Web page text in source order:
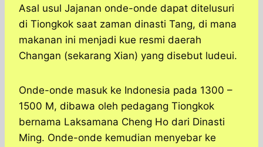
Asal usul Jajanan onde-onde dapat ditelusuri
di Tiongkok saat zaman dinasti Tang, di mana
makanan ini menjadi kue resmi daerah
Changan (sekarang Xian) yang disebut ludeui.
Onde-onde masuk ke Indonesia pada 1300 –
1500 M, dibawa oleh pedagang Tiongkok
bernama Laksamana Cheng Ho dari Dinasti
Ming. Onde-onde kemudian menyebar ke